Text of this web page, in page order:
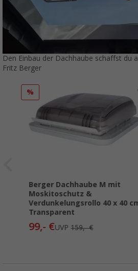
Den Einbau der Dachhaube schaffst du
Fritz Berger
%
Berger Dachhaube M mit
Moskitoschutz &
Verdunkelungsrollo 40 x 40
Transparent
99,- €UVP159,- €